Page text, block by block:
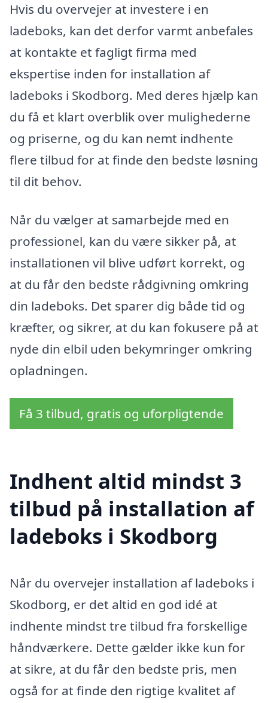
Hvis du overvejer at investere i en
ladeboks, kan det derfor varmt anbefales
at kontakte et fagligt firma med
ekspertise inden for installation af
ladeboks i Skodborg. Med deres hjælp kan
du få et klart overblik over mulighederne
og priserne, og du kan nemt indhente
flere tilbud for at finde den bedste løsning
til dit behov.
Når du vælger at samarbejde med en
professionel, kan du være sikker på, at
installationen vil blive udført korrekt, og
at du får den bedste rådgivning omkring
din ladeboks. Det sparer dig både tid og
kræfter, og sikrer, at du kan fokusere på at
nyde din elbil uden bekymringer omkring
opladningen.
Få 3 tilbud, gratis og uforpligtende
Indhent altid mindst 3
tilbud på installation af
ladeboks i Skodborg
Når du overvejer installation af ladeboks i
Skodborg, er det altid en god idé at
indhente mindst tre tilbud fra forskellige
håndværkere. Dette gælder ikke kun for
at sikre, at du får den bedste pris, men
også for at finde den rigtige kvalitet af